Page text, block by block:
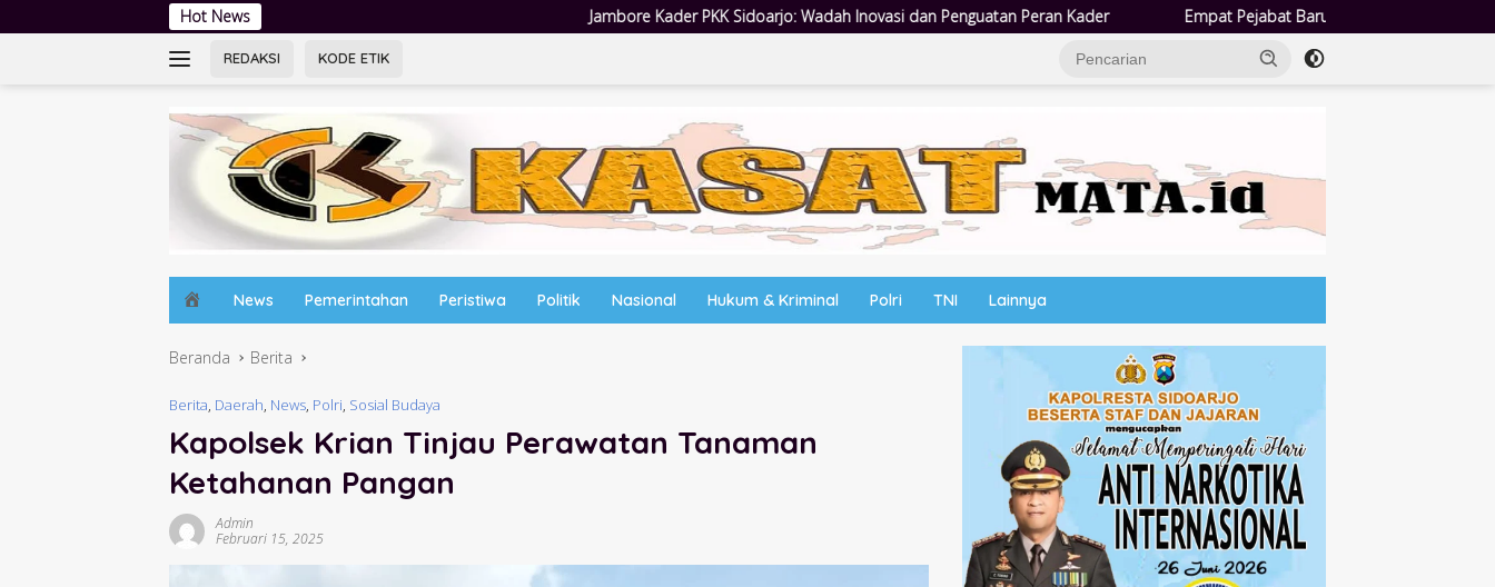
ke
Hot News Jambore Kader PKK Sidoarjo: Wadah Inovasi dan Penguatan Peran Kader Empat Pejabat Baru Pemdes Semampir Dilantik, Siap Tingkatkan Kualitas
REDAKSI KODE ETIK
o
e
News Pemerintahan Peristiwa Politik Nasional Hukum & Kriminal Polri TNI Lainnya
Beranda Berita
Berita, Daerah, News, Polri, Sosial Budaya
Kapolsek Krian Tinjau Perawatan Tanaman
Ketahanan Pangan
Admin
Februari 15, 2025